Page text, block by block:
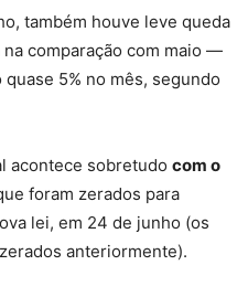
também houve leve queda
comparação com maio —
5% no mês, segundo
acontece sobretudo com o
foram zerados para
lei, em 24 de junho (os
anteriormente).